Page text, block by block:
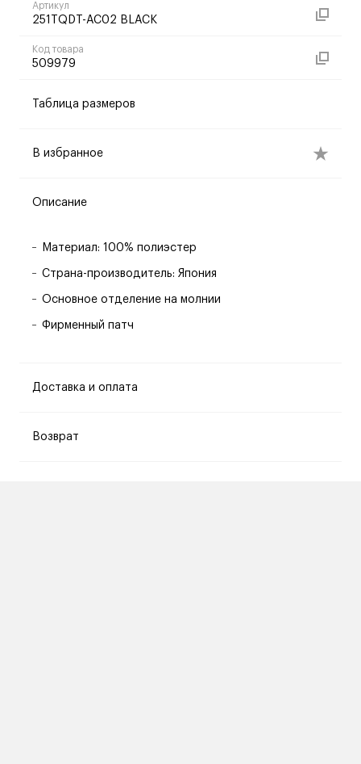
Артикул
251TQDT-AC02 BLACK
Код товара
509979
Таблица размеров
В избранное
Описание
Материал: 100% полиэстер
Страна-производитель: Япония
Основное отделение на молнии
Фирменный патч
Доставка и оплата
Возврат